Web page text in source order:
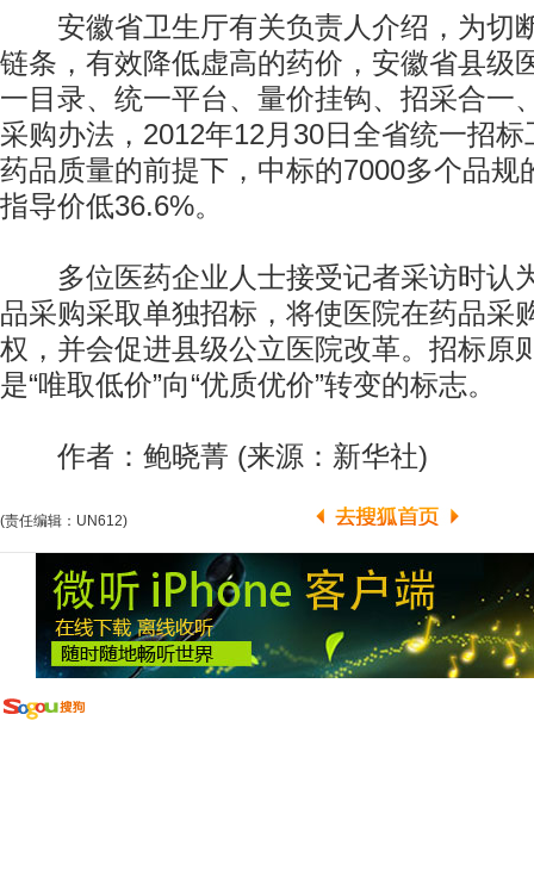
安徽省卫生厅有关负责人介绍，为切断
链条，有效降低虚高的药价，安徽省县级
一目录、统一平台、量价挂钩、招采合一
采购办法，2012年12月30日全省统一招
药品质量的前提下，中标的7000多个品规
指导价低36.6%。
多位医药企业人士接受记者采访时认
品采购采取单独招标，将使医院在药品采
权，并会促进县级公立医院改革。招标原
是“唯取低价”向“优质优价”转变的标志。
作者：鲍晓菁 (来源：新华社)
(责任编辑：UN612)